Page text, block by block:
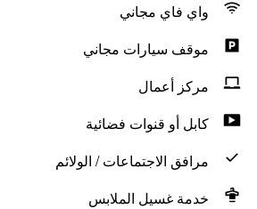
واي فاي مجاني
موقف سيارات مجاني
مركز أعمال
كابل أو قنوات فضائية
مرافق الاجتماعات / الولائم
خدمة غسيل الملابس